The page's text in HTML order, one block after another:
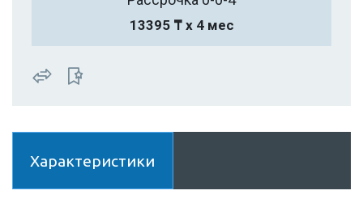
13395 ₸ х 4 мес
Характеристики